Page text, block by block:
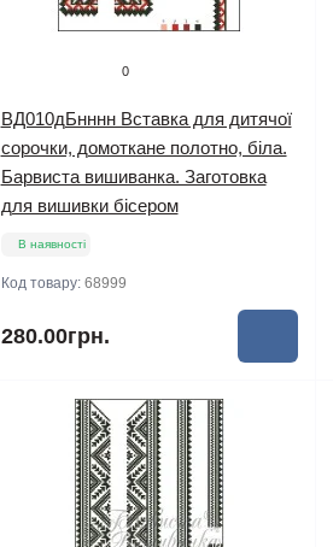
0
ВД010дБнннн Вставка для дитячої
сорочки, домоткане полотно, біла.
Барвиста вишиванка. Заготовка
для вишивки бісером
В наявності
Код товару: 68999
280.00грн.